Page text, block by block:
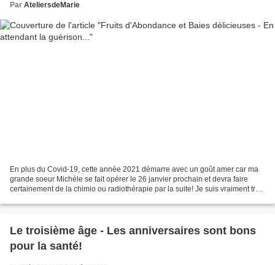
Par AteliersdeMarie
En plus du Covid-19, cette année 2021 démarre avec un goût amer car ma
grande soeur Michèle se fait opérer le 26 janvier prochain et devra faire
certainement de la chimio ou radiothérapie par la suite! Je suis vraiment très
Le troisième âge - Les anniversaires sont bons
pour la santé!